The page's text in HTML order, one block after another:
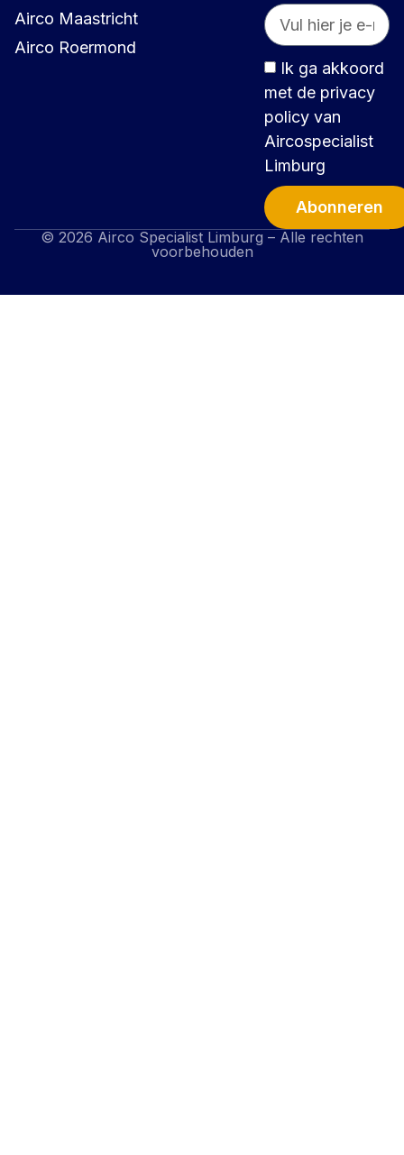
Airco Maastricht
Airco Roermond
Ik ga akkoord
met de privacy
policy van
Aircospecialist
Limburg
Abonneren
Alternative:
© 2026 Airco Specialist Limburg – Alle rechten
voorbehouden